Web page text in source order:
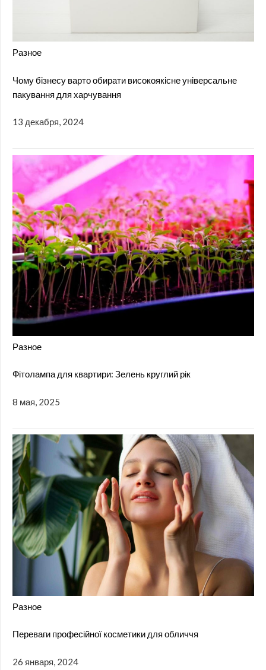
Разное
Чому бізнесу варто обирати високоякісне універсальне
пакування для харчування
13 декабря, 2024
Разное
Фітолампа для квартири: Зелень круглий рік
8 мая, 2025
Разное
Переваги професійної косметики для обличчя
26 января, 2024